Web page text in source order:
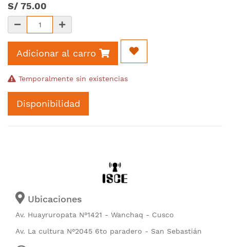
S/ 75.00
Adicionar al carro
Temporalmente sin existencias
Disponibilidad
Ubicaciones
Av. Huayruropata N°1421 - Wanchaq - Cusco
Av. La cultura N°2045 6to paradero - San Sebastián